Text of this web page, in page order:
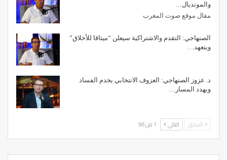
والمونديال…
مقال موقع صوت المغرب
الصنهاجي: التقدم والاشتراكية سيعلن “ميثاقا للأخلاق”
ويتعهد…
د. عزوز الصنهاجي: العزوف الانتخابي يخدم الفساد
ويهدد المسار…
السابق التالي 1 من 98